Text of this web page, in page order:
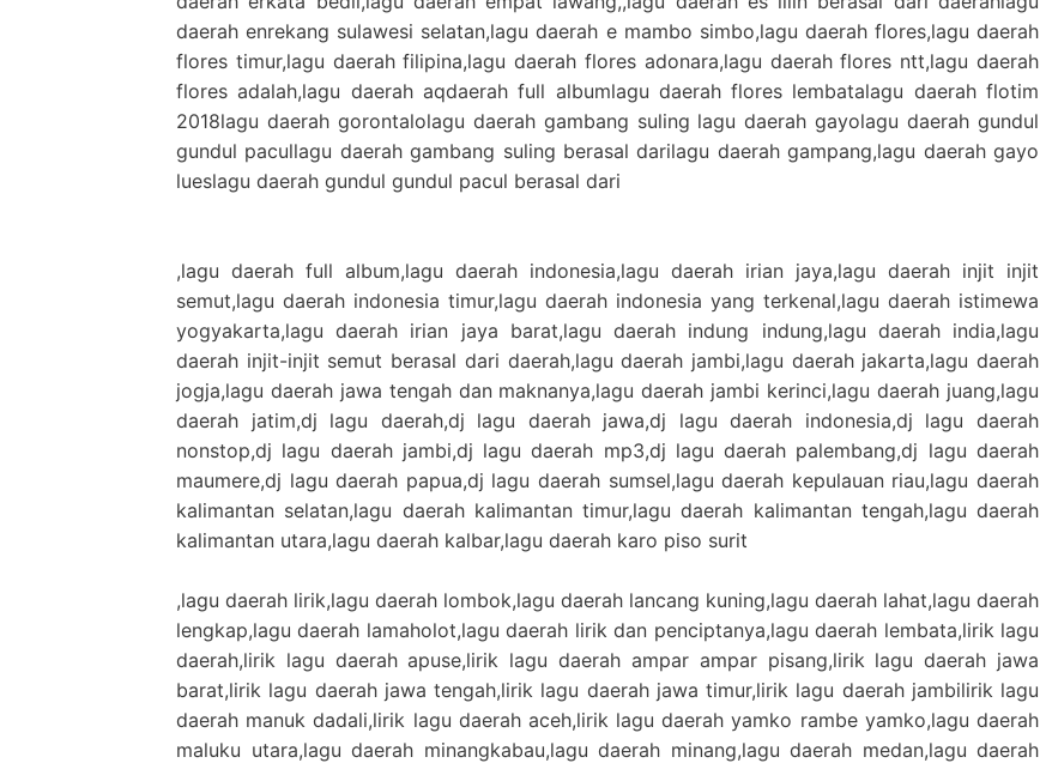
daerah enrekang sulawesi selatan,lagu daerah e mambo simbo,lagu daerah flores,lagu daerah
flores timur,lagu daerah filipina,lagu daerah flores adonara,lagu daerah flores ntt,lagu daerah
flores adalah,lagu daerah aqdaerah full albumlagu daerah flores lembatalagu daerah flotim
2018lagu daerah gorontalolagu daerah gambang suling lagu daerah gayolagu daerah gundul
gundul pacullagu daerah gambang suling berasal darilagu daerah gampang,lagu daerah gayo
lueslagu daerah gundul gundul pacul berasal dari
,lagu daerah full album,lagu daerah indonesia,lagu daerah irian jaya,lagu daerah injit injit
semut,lagu daerah indonesia timur,lagu daerah indonesia yang terkenal,lagu daerah istimewa
yogyakarta,lagu daerah irian jaya barat,lagu daerah indung indung,lagu daerah india,lagu
daerah injit-injit semut berasal dari daerah,lagu daerah jambi,lagu daerah jakarta,lagu daerah
jogja,lagu daerah jawa tengah dan maknanya,lagu daerah jambi kerinci,lagu daerah juang,lagu
daerah jatim,dj lagu daerah,dj lagu daerah jawa,dj lagu daerah indonesia,dj lagu daerah
nonstop,dj lagu daerah jambi,dj lagu daerah mp3,dj lagu daerah palembang,dj lagu daerah
maumere,dj lagu daerah papua,dj lagu daerah sumsel,lagu daerah kepulauan riau,lagu daerah
kalimantan selatan,lagu daerah kalimantan timur,lagu daerah kalimantan tengah,lagu daerah
kalimantan utara,lagu daerah kalbar,lagu daerah karo piso surit
,lagu daerah lirik,lagu daerah lombok,lagu daerah lancang kuning,lagu daerah lahat,lagu daerah
lengkap,lagu daerah lamaholot,lagu daerah lirik dan penciptanya,lagu daerah lembata,lirik lagu
daerah,lirik lagu daerah apuse,lirik lagu daerah ampar ampar pisang,lirik lagu daerah jawa
barat,lirik lagu daerah jawa tengah,lirik lagu daerah jawa timur,lirik lagu daerah jambilirik lagu
daerah manuk dadali,lirik lagu daerah aceh,lirik lagu daerah yamko rambe yamko,lagu daerah
maluku utara,lagu daerah minangkabau,lagu daerah minang,lagu daerah medan,lagu daerah